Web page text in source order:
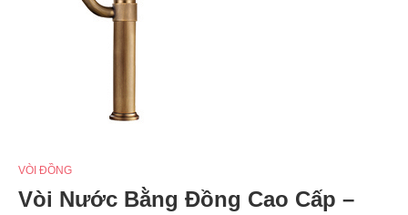
VÒI ĐỒNG
Vòi Nước Bằng Đồng Cao Cấp –